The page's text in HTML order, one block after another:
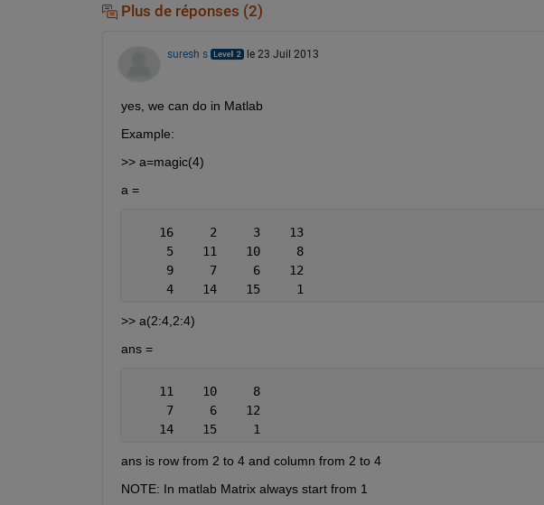
Plus de réponses (2)
suresh s le 23 Juil 2013
yes, we can do in Matlab
Example:
>> a=magic(4)
a =
    16     2     3    13
     5    11    10     8
     9     7     6    12
     4    14    15     1
>> a(2:4,2:4)
ans =
    11    10     8
     7     6    12
    14    15     1
ans is row from 2 to 4 and column from 2 to 4
NOTE: In matlab Matrix always start from 1